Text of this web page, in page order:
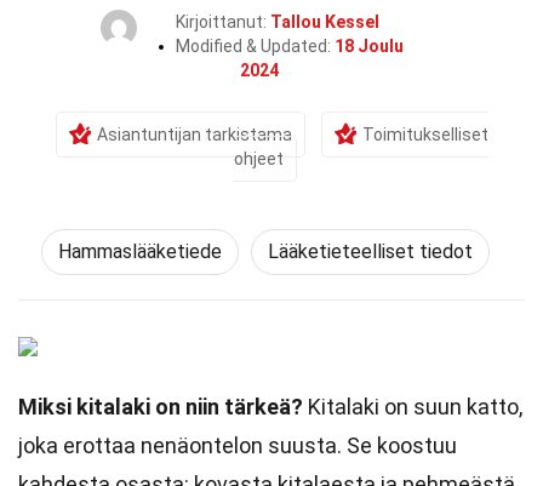
Kirjoittanut: Tallou Kessel
Modified & Updated: 18 Joulu
2024
Asiantuntijan tarkistama
Toimitukselliset
ohjeet
Hammaslääketiede Lääketieteelliset tiedot
Miksi kitalaki on niin tärkeä? Kitalaki on suun katto,
joka erottaa nenäontelon suusta. Se koostuu